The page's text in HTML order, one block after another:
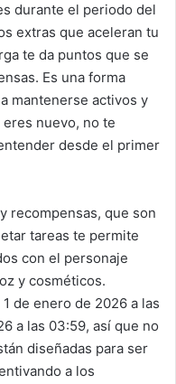
durante el periodo del
extras que aceleran tu
te da puntos que se
Es una forma
mantenerse activos y
nuevo, no te
desde el primer
recompensas, que son
tareas te permite
con el personaje
y cosméticos.
de enero de 2026 a las
a las 03:59, así que no
diseñadas para ser
a los